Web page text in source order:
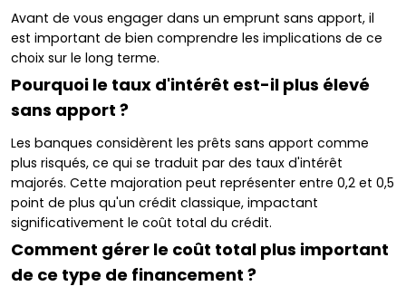
Avant de vous engager dans un emprunt sans apport, il
est important de bien comprendre les implications de ce
choix sur le long terme.
Pourquoi le taux d'intérêt est-il plus élevé
sans apport ?
Les banques considèrent les prêts sans apport comme
plus risqués, ce qui se traduit par des taux d'intérêt
majorés. Cette majoration peut représenter entre 0,2 et 0,5
point de plus qu'un crédit classique, impactant
significativement le coût total du crédit.
Comment gérer le coût total plus important
de ce type de financement ?